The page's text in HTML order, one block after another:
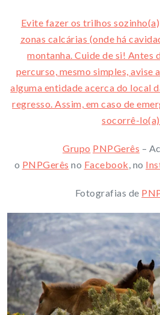
Evite fazer os trilhos
zonas calcárias (onde há
montanha. Cuide de si! Antes
percurso, mesmo simples, avise
alguma entidade acerca do local
regresso. Assim, em caso de
socorrê-
Grupo PNPGerês –
o PNPGerês no Facebook, no
Fotografias de